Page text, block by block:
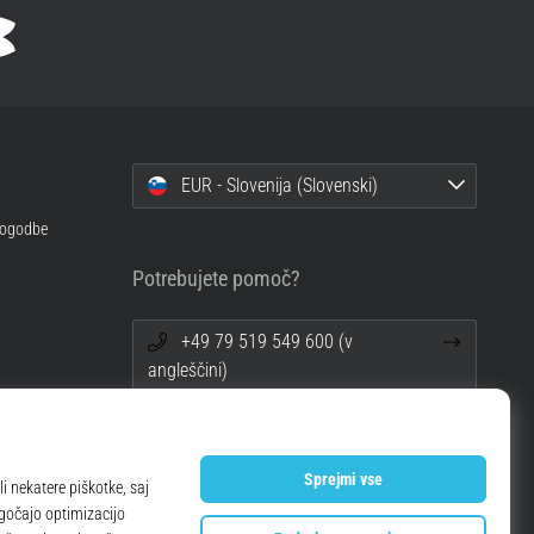
EUR - Slovenija (Slovenski)
Potrebujete pomoč?
+49 79 519 549 600 (v
angleščini)